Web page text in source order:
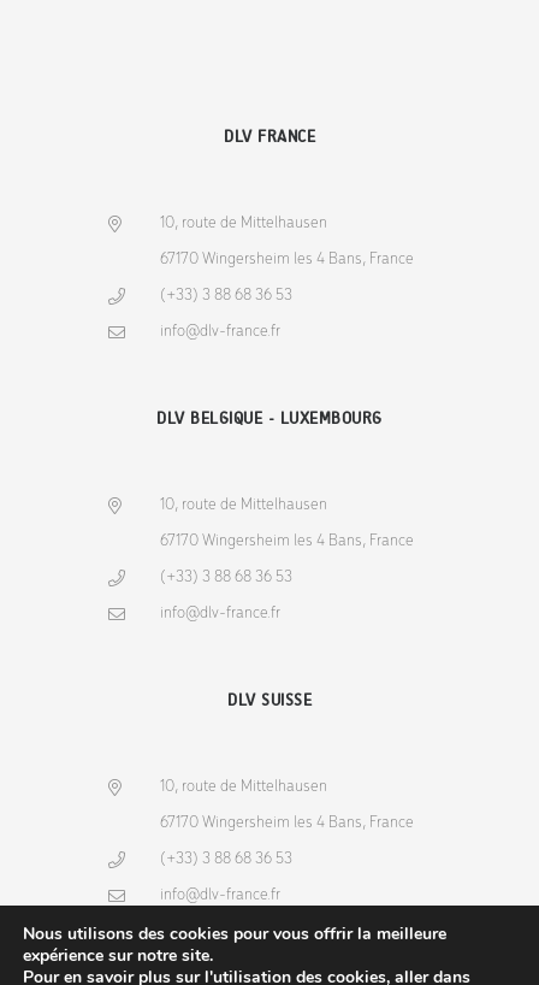
DLV FRANCE
10, route de Mittelhausen
67170 Wingersheim les 4 Bans, France
(+33) 3 88 68 36 53
info@dlv-france.fr
DLV BELGIQUE - LUXEMBOURG
10, route de Mittelhausen
67170 Wingersheim les 4 Bans, France
(+33) 3 88 68 36 53
info@dlv-france.fr
DLV SUISSE
10, route de Mittelhausen
67170 Wingersheim les 4 Bans, France
(+33) 3 88 68 36 53
info@dlv-france.fr
Nous utilisons des cookies pour vous offrir la meilleure
expérience sur notre site.
Pour en savoir plus sur l'utilisation des cookies, aller dans